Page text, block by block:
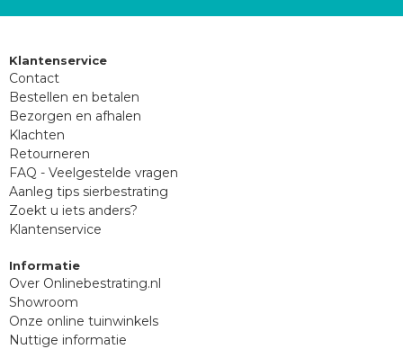
Klantenservice
Contact
Bestellen en betalen
Bezorgen en afhalen
Klachten
Retourneren
FAQ - Veelgestelde vragen
Aanleg tips sierbestrating
Zoekt u iets anders?
Klantenservice
Informatie
Over Onlinebestrating.nl
Showroom
Onze online tuinwinkels
Nuttige informatie